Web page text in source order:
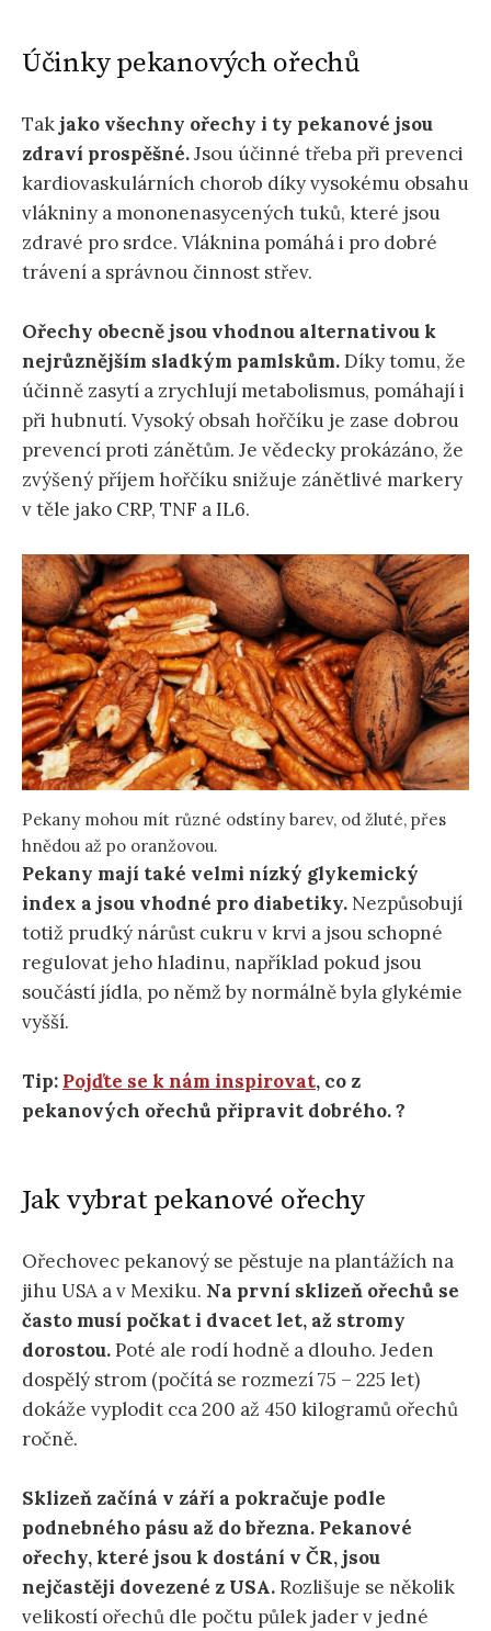
Účinky pekanových ořechů
Takjako všechny ořechy i ty pekanové jsou
zdraví prospěšné.Jsou účinné třeba při prevenci
kardiovaskulárních chorob díky vysokému obsahu
vlákniny a mononenasycených tuků, které jsou
zdravé pro srdce. Vláknina pomáhá i pro dobré
trávení a správnou činnost střev.
Ořechy obecně jsou vhodnou alternativou k
nejrůznějším sladkým pamlskům.Díky tomu, že
účinně zasytí a zrychlují metabolismus, pomáhají i
při hubnutí. Vysoký obsah hořčíku je zase dobrou
prevencí proti zánětům. Je vědecky prokázáno, že
zvýšený příjem hořčíku snižuje zánětlivé markery
v těle jako CRP, TNF a IL6.
Pekany mohou mít různé odstíny barev, od žluté, přes
hnědou až po oranžovou.
Pekany mají také velmi nízký glykemický
index a jsou vhodné pro diabetiky. Nezpůsobují
totiž prudký nárůst cukru v krvi a jsou schopné
regulovat jeho hladinu, například pokud jsou
součástí jídla, po němž by normálně byla glykémie
vyšší.
Tip: Pojďte se k nám inspirovat, co z
pekanových ořechů připravit dobrého. ?
Jak vybrat pekanové ořechy
Ořechovec pekanový se pěstuje na plantážích na
jihu USA a v Mexiku. Na první sklizeň ořechů se
často musí počkat i dvacet let, až stromy
dorostou.Poté ale rodí hodně a dlouho. Jeden
dospělý strom (počítá se rozmezí 75 – 225 let)
dokáže vyplodit cca 200 až 450 kilogramů ořechů
ročně.
Sklizeň začíná v září a pokračuje podle
podnebného pásu až do března. Pekanové
ořechy, které jsou k dostání v ČR, jsou
nejčastěji dovezené z USA.Rozlišuje se několik
velikostí ořechů dle počtu půlek jader v jedné